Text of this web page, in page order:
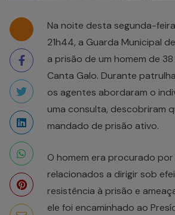
Na noite desta segunda-
21h44, a Guarda Municipal
a prisão de um homem de
Canta Galo. Durante
os agentes abordaram o
uma consulta, descobriram
mandado de prisão ativo.
O homem era procurado por
relacionados a dirigir sob
resistência à prisão e
ele foi encaminhado ao